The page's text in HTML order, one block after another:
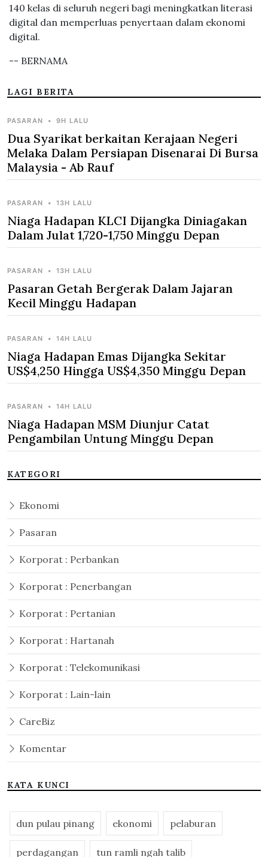
140 kelas di seluruh negeri bagi meningkatkan literasi
digital dan memperluas penyertaan dalam ekonomi
digital.
-- BERNAMA
LAGI BERITA
PASARAN • 9H LALU
Dua Syarikat berkaitan Kerajaan Negeri
Melaka Dalam Persiapan Disenarai Di Bursa
Malaysia - Ab Rauf
PASARAN • 13H LALU
Niaga Hadapan KLCI Dijangka Diniagakan
Dalam Julat 1,720-1,750 Minggu Depan
PASARAN • 13H LALU
Pasaran Getah Bergerak Dalam Jajaran
Kecil Minggu Hadapan
PASARAN • 14H LALU
Niaga Hadapan Emas Dijangka Sekitar
US$4,250 Hingga US$4,350 Minggu Depan
PASARAN • 14H LALU
Niaga Hadapan MSM Diunjur Catat
Pengambilan Untung Minggu Depan
KATEGORI
Ekonomi
Pasaran
Korporat : Perbankan
Korporat : Penerbangan
Korporat : Pertanian
Korporat : Hartanah
Korporat : Telekomunikasi
Korporat : Lain-lain
CareBiz
Komentar
KATA KUNCI
dun pulau pinang ekonomi pelaburan
perdagangan tun ramli ngah talib